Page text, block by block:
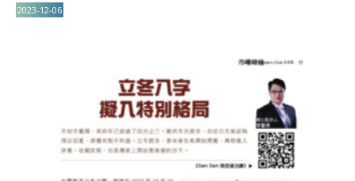
2023-12-06